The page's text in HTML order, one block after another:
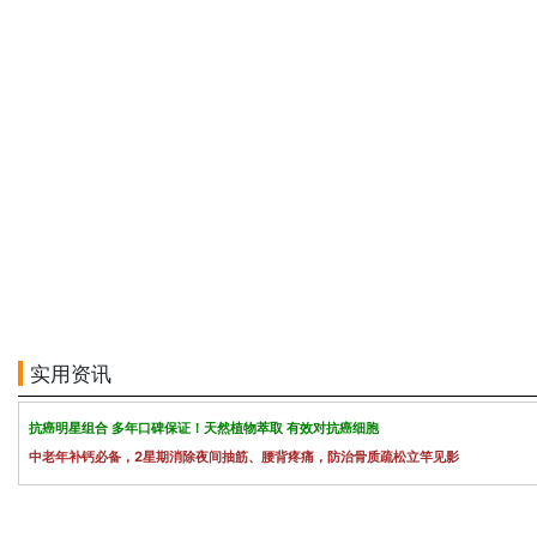
实用资讯
抗癌明星组合 多年口碑保证！天然植物萃取 有效对抗癌细胞
中老年补钙必备，2星期消除夜间抽筋、腰背疼痛，防治骨质疏松立竿见影